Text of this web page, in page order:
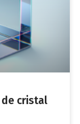
de cristal